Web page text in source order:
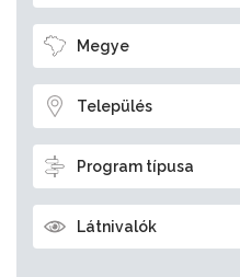
Megye
Település
Program típusa
Látnivalók